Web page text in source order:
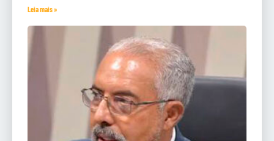
Leia mais »